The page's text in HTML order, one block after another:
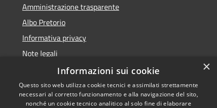
Amministrazione trasparente
Albo Pretorio
Informativa privacy
Note legali
Dichiarazione di accessibilità
×
Informazioni sui cookie
Questo sito web utilizza cookie tecnici e assimilati strettamente
necessari al corretto funzionamento e alla navigazione del sito,
nonché un cookie tecnico analitico al solo fine di elaborare